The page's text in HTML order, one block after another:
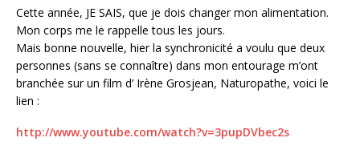
Cette année, JE SAIS, que je dois changer mon alimentation.
Mon corps me le rappelle tous les jours.
Mais bonne nouvelle, hier la synchronicité a voulu que deux
personnes (sans se connaître) dans mon entourage m’ont
branchée sur un film d’ Irène Grosjean, Naturopathe, voici le
lien :
http://www.youtube.com/watch?v=3pupDVbec2s